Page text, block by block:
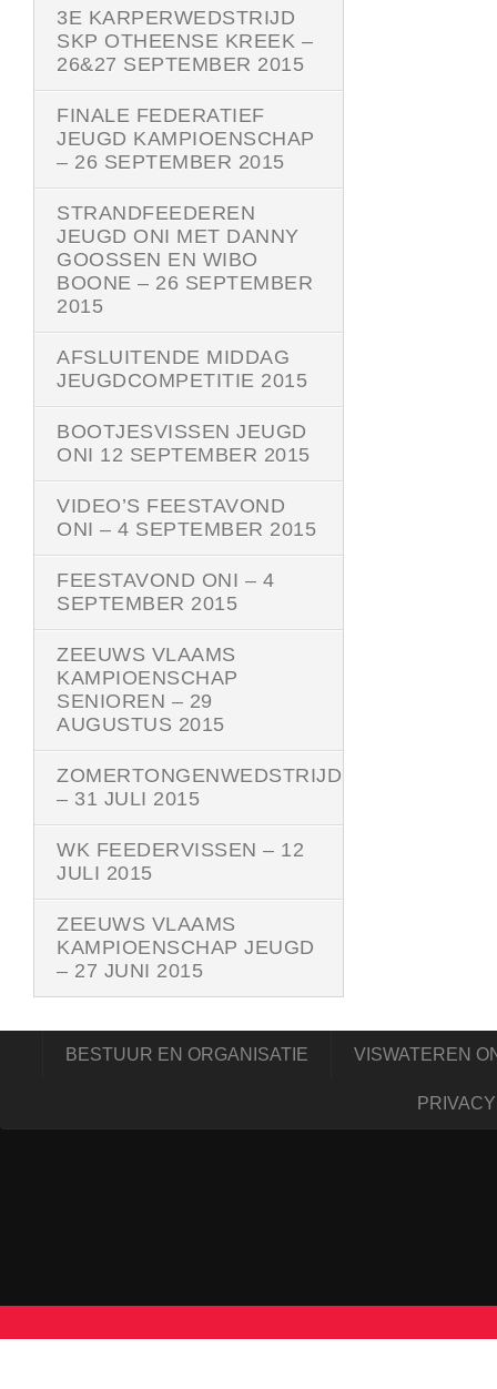
3E KARPERWEDSTRIJD
SKP OTHEENSE KREEK –
26&27 SEPTEMBER 2015
FINALE FEDERATIEF
JEUGD KAMPIOENSCHAP
– 26 SEPTEMBER 2015
STRANDFEEDEREN
JEUGD ONI MET DANNY
GOOSSEN EN WIBO
BOONE – 26 SEPTEMBER
2015
AFSLUITENDE MIDDAG
JEUGDCOMPETITIE 2015
BOOTJESVISSEN JEUGD
ONI 12 SEPTEMBER 2015
VIDEO’S FEESTAVOND
ONI – 4 SEPTEMBER 2015
FEESTAVOND ONI – 4
SEPTEMBER 2015
ZEEUWS VLAAMS
KAMPIOENSCHAP
SENIOREN – 29
AUGUSTUS 2015
ZOMERTONGENWEDSTRIJD
– 31 JULI 2015
WK FEEDERVISSEN – 12
JULI 2015
ZEEUWS VLAAMS
KAMPIOENSCHAP JEUGD
– 27 JUNI 2015
BESTUUR EN ORGANISATIE VISWATEREN